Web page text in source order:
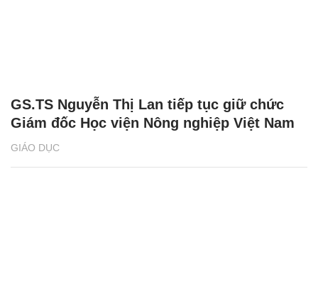
GIÁO DỤC
GS.TS Nguyễn Thị Lan tiếp tục giữ chức
Giám đốc Học viện Nông nghiệp Việt Nam